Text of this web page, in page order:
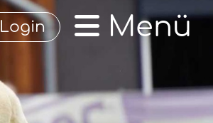
Login Menü